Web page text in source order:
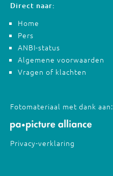
Direct naar:
Home
Pers
ANBI-status
Algemene voorwaarden
Vragen of klachten
Fotomateriaal met dank aan:
Privacy-verklaring